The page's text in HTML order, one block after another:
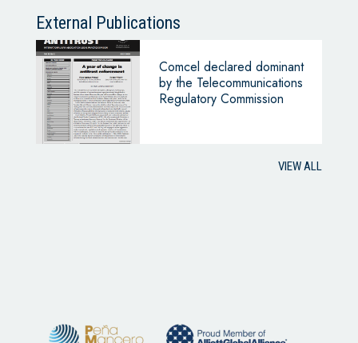
External Publications
Comcel declared dominant
by the Telecommunications
Regulatory Commission
VIEW ALL